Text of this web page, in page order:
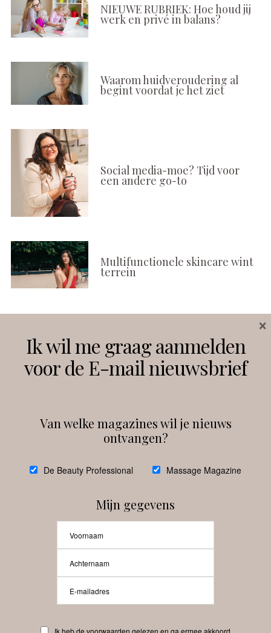
NIEUWE RUBRIEK: Hoe houd jij
werk en privé in balans?
Waarom huidveroudering al
begint voordat je het ziet
Social media-moe? Tijd voor
een andere go-to
Multifunctionele skincare wint
terrein
Instagram Facebook
debeautyprofessional
Beauty-Pro.nl
Ik wil me graag aanmelden
voor de E-mail nieuwsbrief
Van welke magazines wil je nieuws
ontvangen?
De Beauty Professional Massage Magazine
Mijn gegevens
Ik heb de voorwaarden gelezen en ga ermee akkoord
×